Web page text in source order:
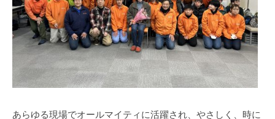
あらゆる現場でオールマイティに活躍され、やさしく、時に